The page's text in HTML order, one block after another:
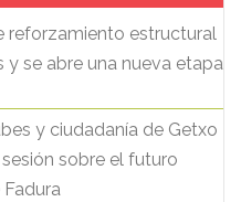
reforzamiento estructural
se abre una nueva etapa
y ciudadanía de Getxo
sobre el futuro